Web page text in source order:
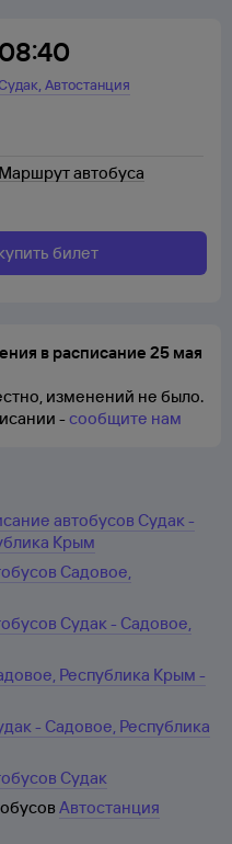
08:40
,Автостанция
Маршрут автобуса
билет
в расписание 25 мая
изменений не было.
-сообщите нам
автобусов Судак -
Крым
Садовое,
Судак - Садовое,
Республика Крым -
- Садовое, Республика
Судак
Автостанция